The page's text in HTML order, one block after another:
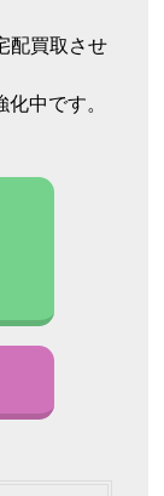
配買取させ
中です。